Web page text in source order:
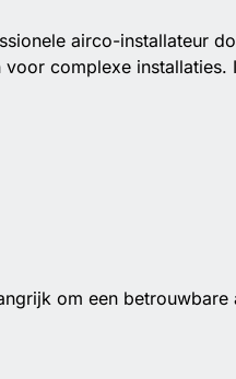
airco-installateur
voor complexe installaties.
om een